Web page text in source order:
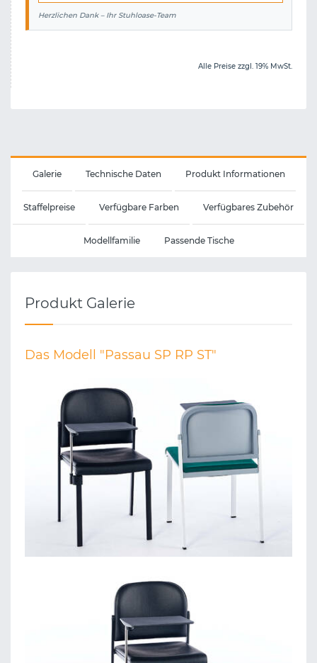
Herzlichen Dank – Ihr Stuhloase-Team
Alle Preise zzgl. 19% MwSt.
Galerie Technische Daten Produkt Informationen
Staffelpreise Verfügbare Farben Verfügbares Zubehör
Modellfamilie Passende Tische
Produkt Galerie
Das Modell "Passau SP RP ST"